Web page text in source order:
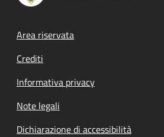
Footer menu
Area riservata
Crediti
Informativa privacy
Note legali
Dichiarazione di accessibilità